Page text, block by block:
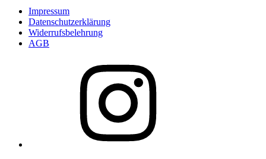
Impressum
Datenschutzerklärung
Widerrufsbelehrung
AGB